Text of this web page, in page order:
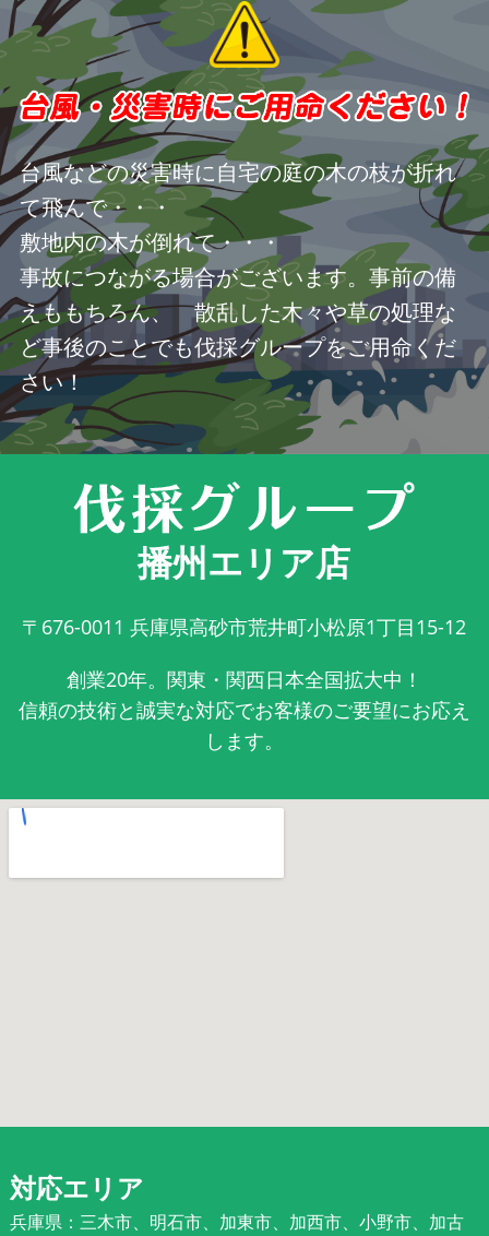
台風などの災害時に自宅の庭の木の枝が折れ
て飛んで・・・
敷地内の木が倒れて・・・
事故につながる場合がございます。事前の備
えももちろん、 散乱した木々や草の処理な
ど事後のことでも伐採グループをご用命くだ
さい！
播州エリア店
〒676-0011 兵庫県高砂市荒井町小松原1丁目15-12
創業20年。関東・関西日本全国拡大中！
信頼の技術と誠実な対応でお客様のご要望にお応え
します。
対応エリア
兵庫県：三木市、明石市、加東市、加西市、小野市、加古